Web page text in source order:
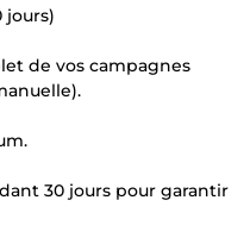
jours)
de vos campagnes
30 jours pour garantir